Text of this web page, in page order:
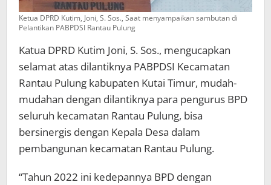
Ketua DPRD Kutim, Joni, S. Sos., Saat menyampaikan sambutan di
Pelantikan PABPDSI Rantau Pulung
Katua DPRD Kutim Joni, S. Sos., mengucapkan
selamat atas dilantiknya PABPDSI Kecamatan
Rantau Pulung kabupaten Kutai Timur, mudah-
mudahan dengan dilantiknya para pengurus BPD
seluruh kecamatan Rantau Pulung, bisa
bersinergis dengan Kepala Desa dalam
pembangunan kecamatan Rantau Pulung.
“Tahun 2022 ini kedepannya BPD dengan